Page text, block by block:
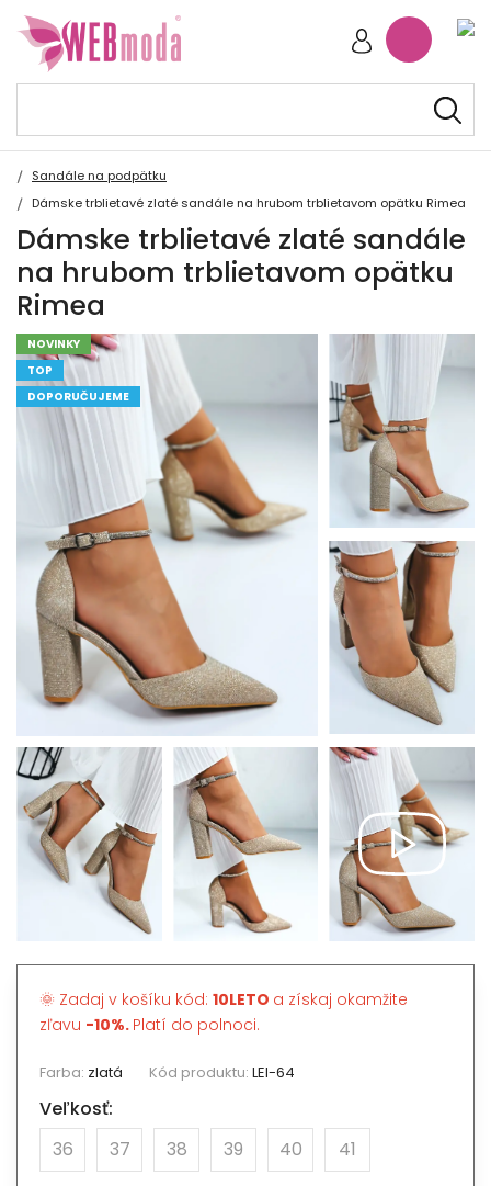
Sandále na podpätku
Dámske trblietavé zlaté sandále na hrubom trblietavom opätku Rimea
Dámske trblietavé zlaté sandále
na hrubom trblietavom opätku
Rimea
NOVINKY
TOP
DOPORUČUJEME
🌞 Zadaj v košíku kód: 10LETO a získaj okamžite
zľavu -10%. Platí do polnoci.
Farba: zlatá Kód produktu: LEI-64
Veľkosť:
36
37 38 39 40 41